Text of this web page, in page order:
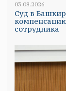
03.08.2026
Суд в
сотрудника